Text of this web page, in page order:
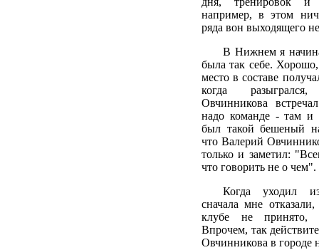
например, в этом
ряда вон выходящего
В Нижнем я
была так себе.
место в составе
когда
Овчинникова
надо команде - там
был такой бешеный
что Валерий
только и заметил:
что говорить не о чем".
Когда уходил
сначала мне
клубе не принято,
Впрочем, так
Овчинникова в городе